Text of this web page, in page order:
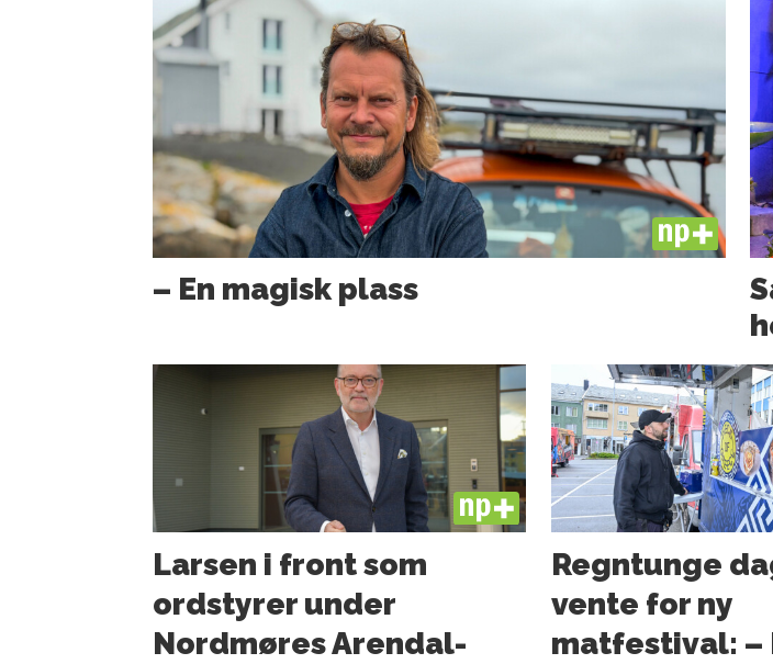
PLUS
– En magisk plass
PLUS
Larsen i front som
ordstyrer under
Nordmøres Arendal-
Regntunge
vente for ny
matfestival: –